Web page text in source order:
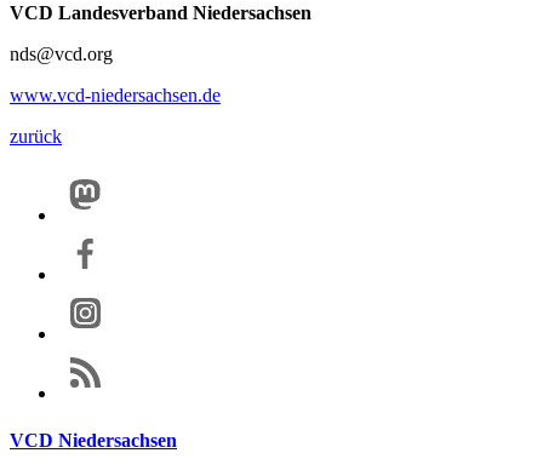
VCD Landesverband Niedersachsen
nds@vcd.org
www.vcd-niedersachsen.de
zurück
VCD Niedersachsen